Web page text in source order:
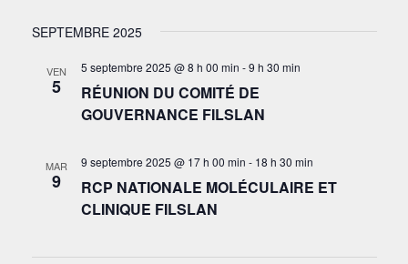
SEPTEMBRE 2025
VEN
5
5 septembre 2025 @ 8 h 00 min -9 h 30 min
RÉUNION DU COMITÉ DE
GOUVERNANCE FILSLAN
MAR
9
9 septembre 2025 @ 17 h 00 min - 18 h 30 min
RCP NATIONALE MOLÉCULAIRE ET
CLINIQUE FILSLAN